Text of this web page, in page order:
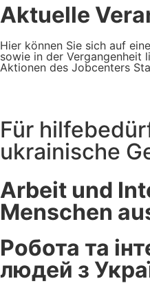
Aktuelle
Hier können Sie sich auf
sowie in der Vergangenheit
Aktionen des Jobcenters
Für
ukrainische
Arbeit und
Menschen
Робота та
людей з